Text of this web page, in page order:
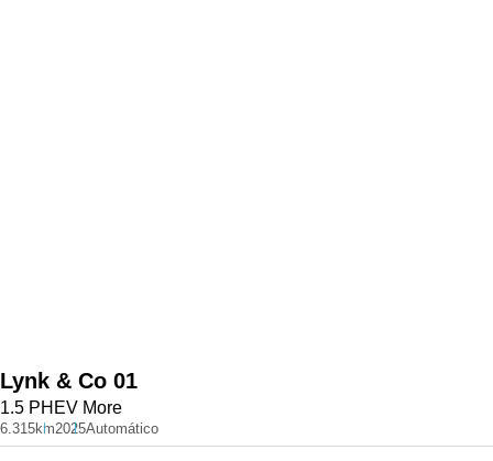
Lynk & Co 01
1.5 PHEV More
6.315km2025Automático